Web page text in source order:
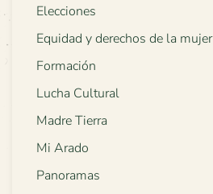
Elecciones
Equidad y derechos de la mujer
Formación
Lucha Cultural
Madre Tierra
Mi Arado
Panoramas